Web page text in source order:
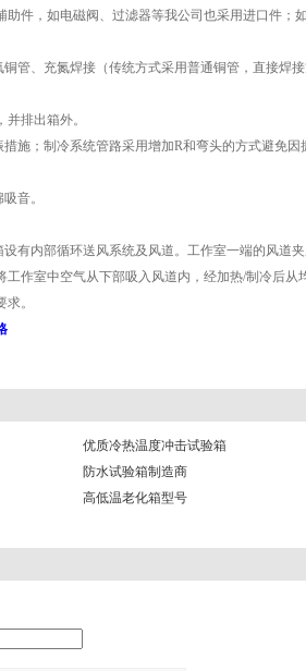
，如电磁阀、过滤器等我公司也采用进口件；
管、充氮焊接（传统方式采用普通铜管，直接焊接方
排出箱外。
措施；制冷系统管路采用增加R和弯头的方式避
。
有内部循环送风系统及风道。工作室一端的风道夹层内
，将工作室中空气从下部吸入风道内，经加热/制冷
。
优质冷热温度冲击试验箱
防水试验箱制造商
高低温老化箱型号